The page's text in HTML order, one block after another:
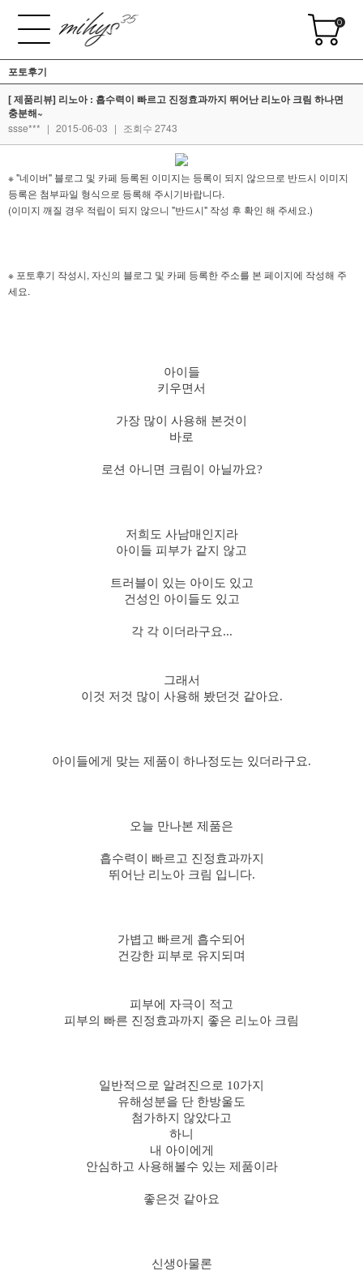
0
포토후기
[ 제품리뷰] 리노아 : 흡수력이 빠르고 진정효과까지 뛰어난 리노아 크림 하나면
충분해~
ssse*** | 2015-06-03 | 조회수 2743
※ "네이버" 블로그 및 카페 등록된 이미지는 등록이 되지 않으므로 반드시 이미지
등록은 첨부파일 형식으로 등록해 주시기바랍니다.
(이미지 깨질 경우 적립이 되지 않으니 "반드시" 작성 후 확인 해 주세요.)
※ 포토후기 작성시, 자신의 블로그 및 카페 등록한 주소를 본 페이지에 작성해 주
세요.
아이들
키우면서
가장 많이 사용해 본것이
바로
로션 아니면 크림이 아닐까요?
저희도 사남매인지라
아이들 피부가 같지 않고
트러블이 있는 아이도 있고
건성인 아이들도 있고
각 각 이더라구요...
그래서
이것 저것 많이 사용해 봤던것 같아요.
아이들에게 맞는 제품이 하나정도는 있더라구요.
오늘 만나본 제품은
흡수력이 빠르고 진정효과까지
뛰어난 리노아 크림 입니다.
가볍고 빠르게 흡수되어
건강한 피부로 유지되며
피부에 자극이 적고
피부의 빠른 진정효과까지 좋은 리노아 크림
일반적으로 알려진으로 10가지
유해성분을 단 한방울도
첨가하지 않았다고
하니
내 아이에게
안심하고 사용해볼수 있는 제품이라
좋은것 같아요
신생아물론